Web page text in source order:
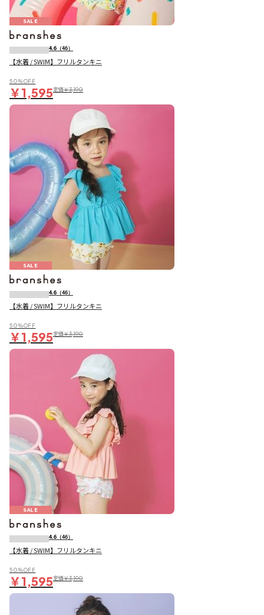
SALE
4.6 （46）
【水着 / SWIM】フリルタンキニ
50％OFF
￥1,595定価￥3,190
SALE
4.6 （46）
【水着 / SWIM】フリルタンキニ
50％OFF
￥1,595定価￥3,190
SALE
4.6 （46）
【水着 / SWIM】フリルタンキニ
50％OFF
￥1,595定価￥3,190